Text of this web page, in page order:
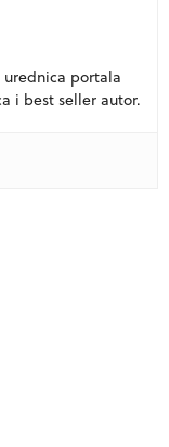
portala
i best seller autor.